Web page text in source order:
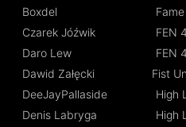
Boxdel
Czarek Jóźwik
Daro Lew
Dawid Załęcki
DeeJayPallaside
Denis Labryga
FEN
FEN
Fist
High
High